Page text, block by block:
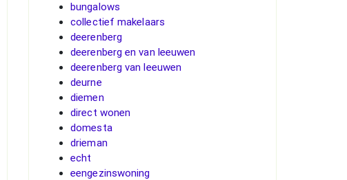
bungalows
collectief makelaars
deerenberg
deerenberg en van leeuwen
deerenberg van leeuwen
deurne
diemen
direct wonen
domesta
drieman
echt
eengezinswoning